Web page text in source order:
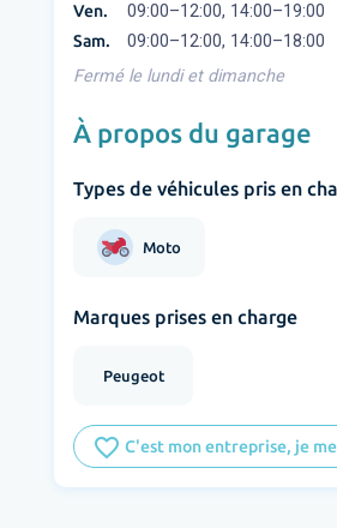
Ven. 09:00–12:00, 14:00–19:00
Sam.
09:00–12:00, 14:00–18:00
Fermé le lundi et dimanche
À propos du garage
Types de véhicules pris en
Moto
Marques prises en charge
Peugeot
favorite_border C'est mon entreprise, je